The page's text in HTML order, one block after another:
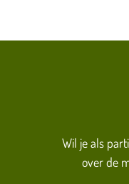
Wil je als
over de